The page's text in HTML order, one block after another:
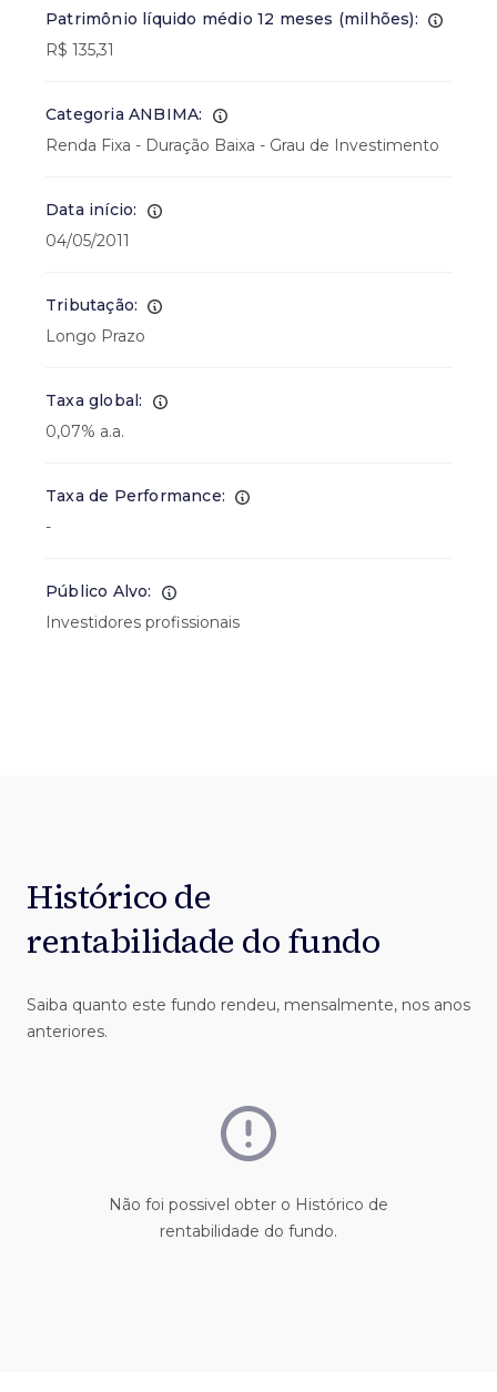
Patrimônio líquido médio 12 meses (milhões):
R$ 135,31
Categoria ANBIMA:
Renda Fixa - Duração Baixa - Grau de Investimento
Data início:
04/05/2011
Tributação:
Longo Prazo
Taxa global:
0,07% a.a.
Taxa de Performance:
-
Público Alvo:
Investidores profissionais
Histórico de
rentabilidade do fundo
Saiba quanto este fundo rendeu, mensalmente, nos anos
anteriores.
Não foi possivel obter o Histórico de
rentabilidade do fundo.